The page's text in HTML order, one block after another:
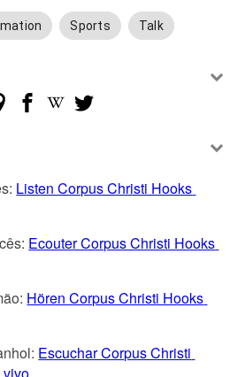
Sports Talk
Listen Corpus Christi Hooks
Ecouter Corpus Christi Hooks
Hören Corpus Christi Hooks
Escuchar Corpus Christi
vivo